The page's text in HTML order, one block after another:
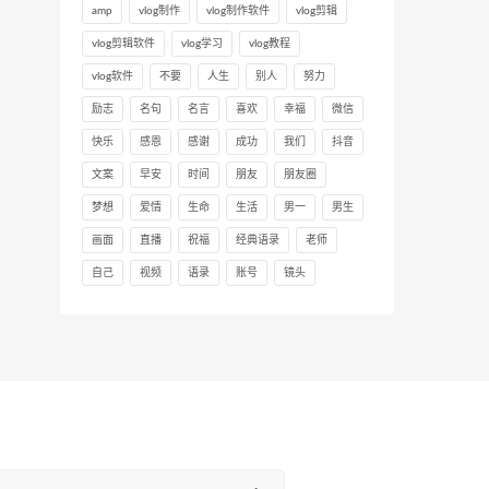
amp vlog制作 vlog制作软件 vlog剪辑
vlog剪辑软件 vlog学习 vlog教程
vlog软件 不要 人生 别人 努力
励志 名句 名言 喜欢 幸福 微信
快乐 感恩 感谢 成功 我们 抖音
文案 早安 时间 朋友 朋友圈
梦想 爱情 生命 生活 男一 男生
画面 直播 祝福 经典语录 老师
自己 视频 语录 账号 镜头